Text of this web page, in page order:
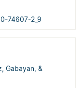
74607-2_9
Gabayan, &